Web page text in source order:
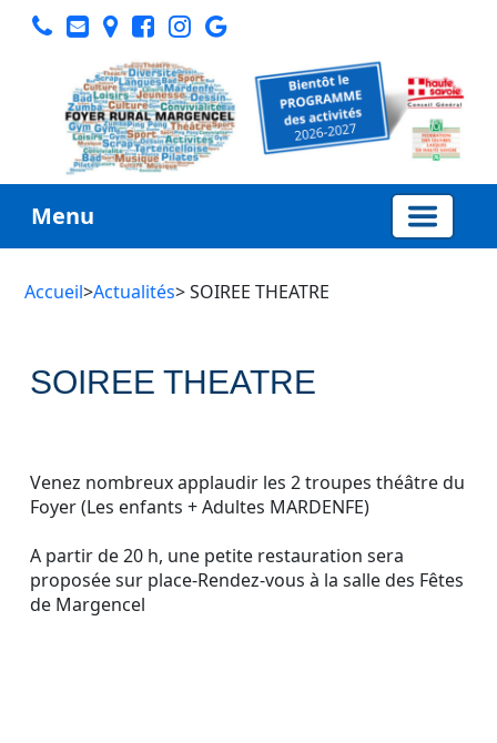
Menu
Accueil>Actualités> SOIREE THEATRE
SOIREE THEATRE
Venez nombreux applaudir les 2 troupes théâtre du
Foyer (Les enfants + Adultes MARDENFE)
A partir de 20 h, une petite restauration sera
proposée sur place-Rendez-vous à la salle des Fêtes
de Margencel